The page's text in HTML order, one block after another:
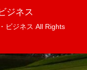
ジネス
ビジネス All Rights